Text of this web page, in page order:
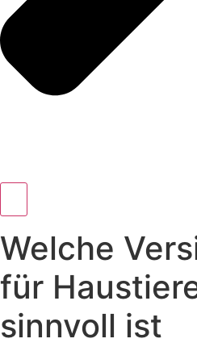
Welche
für
sinnvoll ist